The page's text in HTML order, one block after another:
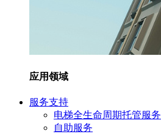
应用领域
服务支持
电梯全生命周期托管服务
自助服务